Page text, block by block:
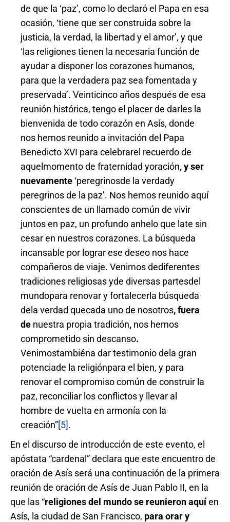
de que la ‘paz’, como lo declaró el Papa en esa
ocasión, ‘tiene que ser construida sobre la
justicia, la verdad, la libertad y el amor’, y que
‘las religiones tienen la necesaria función de
ayudar a disponer los corazones humanos,
para que la verdadera paz sea fomentada y
preservada’. Veinticinco años después de esa
reunión histórica, tengo el placer de darles la
bienvenida de todo corazón en Asís, donde
nos hemos reunido a invitación del Papa
Benedicto XVI para celebrarel recuerdo de
aquelmomento de fraternidad yoración, y ser
nuevamente‘peregrinosde la verdady
peregrinos de la paz’. Nos hemos reunido aquí
conscientes de un llamado común de vivir
juntos en paz, un profundo anhelo que late sin
cesar en nuestros corazones. La búsqueda
incansable por lograr ese deseo nos hace
compañeros de viaje. Venimos dediferentes
tradiciones religiosas yde diversas partesdel
mundopara renovar y fortalecerla búsqueda
dela verdad quecada uno de nosotros, fuera
de nuestra propia tradición, nos hemos
comprometido sin descanso.
Venimostambiéna dar testimonio dela gran
potenciade la religiónpara el bien, y para
renovar el compromiso común de construir la
paz, reconciliar los conflictos y llevar al
hombre de vuelta en armonía con la
creación”[5].
En el discurso de introducción de este evento, el
apóstata “cardenal” declara que este encuentro de
oración de Asís será una continuación de la primera
reunión de oración de Asís de Juan Pablo II, en la
que las “religiones del mundose reunieronaquíen
Asís, la ciudad de San Francisco, para orar y